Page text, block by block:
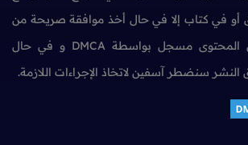
في كتاب إلا في حال أخذ موافقة صريحة من
إدارة الموقع كما أن المحتوى مسجل بواسطة DMCA و في حال
سنضطر آسفين لاتخاذ الإجراءات اللازمة.